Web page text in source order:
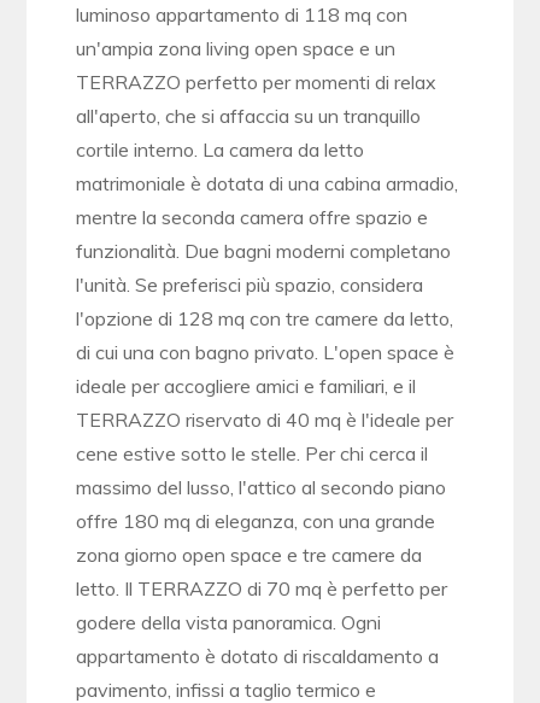
luminoso appartamento di 118 mq con
un'ampia zona living open space e un
TERRAZZO perfetto per momenti di relax
all'aperto, che si affaccia su un tranquillo
cortile interno. La camera da letto
matrimoniale è dotata di una cabina armadio,
mentre la seconda camera offre spazio e
funzionalità. Due bagni moderni completano
l'unità. Se preferisci più spazio, considera
l'opzione di 128 mq con tre camere da letto,
di cui una con bagno privato. L'open space è
ideale per accogliere amici e familiari, e il
TERRAZZO riservato di 40 mq è l'ideale per
cene estive sotto le stelle. Per chi cerca il
massimo del lusso, l'attico al secondo piano
offre 180 mq di eleganza, con una grande
zona giorno open space e tre camere da
letto. Il TERRAZZO di 70 mq è perfetto per
godere della vista panoramica. Ogni
appartamento è dotato di riscaldamento a
pavimento, infissi a taglio termico e